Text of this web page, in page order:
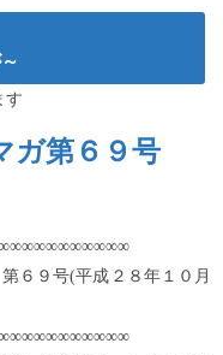
す
ガ第６９号
９号(平成２８年１０月